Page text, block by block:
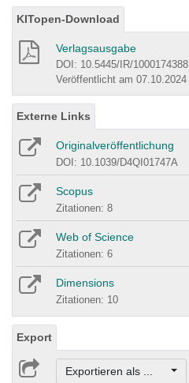
KITopen-Download
Verlagsausgabe
DOI: 10.5445/IR/1000174388
Veröffentlicht am 07.10.2024
Externe Links
Originalveröffentlichung
DOI: 10.1039/D4QI01747A
Scopus
Zitationen: 8
Web of Science
Zitationen: 6
Dimensions
Zitationen: 10
Export
Exportieren als ...